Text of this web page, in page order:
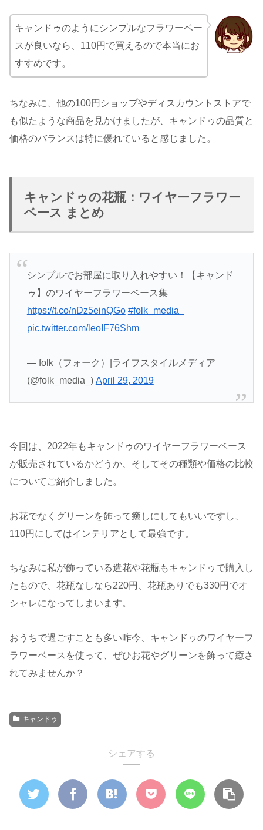
キャンドゥのようにシンプルなフラワーベー
スが良いなら、110円で買えるので本当にお
すすめです。
ちなみに、他の100円ショップやディスカウントストアで
も似たような商品を見かけましたが、キャンドゥの品質と
価格のバランスは特に優れていると感じました。
キャンドゥの花瓶：ワイヤーフラワー
ベース まとめ
シンプルでお部屋に取り入れやすい！【キャンド
ゥ】のワイヤーフラワーベース集
https://t.co/nDz5einQGo #folk_media_
pic.twitter.com/leoIF76Shm
— folk（フォーク）|ライフスタイルメディア
(@folk_media_) April 29, 2019
今回は、2022年もキャンドゥのワイヤーフラワーベース
が販売されているかどうか、そしてその種類や価格の比較
についてご紹介しました。
お花でなくグリーンを飾って癒しにしてもいいですし、
110円にしてはインテリアとして最強です。
ちなみに私が飾っている造花や花瓶もキャンドゥで購入し
たもので、花瓶なしなら220円、花瓶ありでも330円でオ
シャレになってしまいます。
おうちで過ごすことも多い昨今、キャンドゥのワイヤーフ
ラワーベースを使って、ぜひお花やグリーンを飾って癒さ
れてみませんか？
キャンドゥ
シェアする